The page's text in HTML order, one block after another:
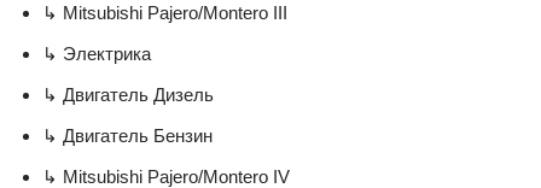
↳ Mitsubishi Pajero/Montero III
↳ Электрика
↳ Двигатель Дизель
↳ Двигатель Бензин
↳ Mitsubishi Pajero/Montero IV